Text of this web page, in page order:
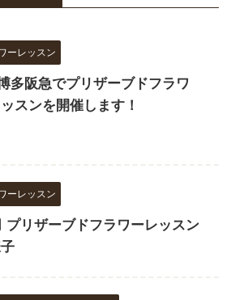
ーレッスン
多阪急でプリザーブドフラワ
スンを開催します！
ーレッスン
プリザーブドフラワーレッスン